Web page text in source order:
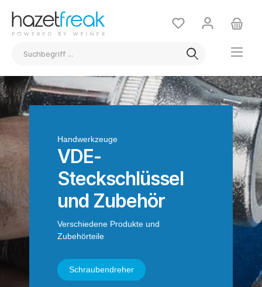
Handwerkzeuge
VDE-
Steckschlüssel
und Zubehör
Verschiedene Produkte und
Zubehörteile
Schraubendreher